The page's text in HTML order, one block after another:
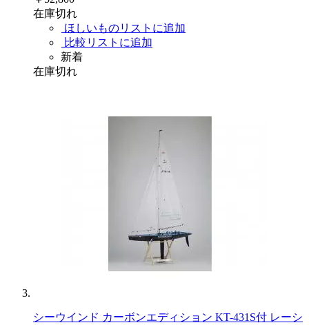
在庫切れ
ほしいものリストに追加
比較リストに追加
新着
在庫切れ
シーウインド カーボンエディション KT-431S付 レーシ